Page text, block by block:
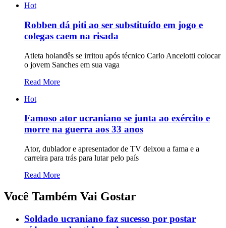
Hot
Robben dá piti ao ser substituído em jogo e
colegas caem na risada
Atleta holandês se irritou após técnico Carlo Ancelotti colocar
o jovem Sanches em sua vaga
Read More
Hot
Famoso ator ucraniano se junta ao exército e
morre na guerra aos 33 anos
Ator, dublador e apresentador de TV deixou a fama e a
carreira para trás para lutar pelo país
Read More
Você Também Vai Gostar
Soldado ucraniano faz sucesso por postar